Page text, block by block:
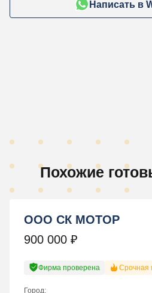
Написать в
Похожие
ООО СК МОТОР
900 000 ₽
Фирма проверена Срочная
Город: